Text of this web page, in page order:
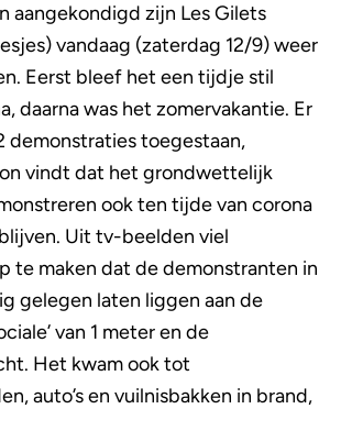
aangekondigd zijn Les Gilets
vandaag (zaterdag 12/9) weer
Eerst bleef het een tijdje stil
daarna was het zomervakantie. Er
demonstraties toegestaan,
vindt dat het grondwettelijk
ook ten tijde van corona
Uit tv-beelden viel
te maken dat de demonstranten in
gelegen laten liggen aan de
van 1 meter en de
Het kwam ook tot
auto’s en vuilnisbakken in brand,